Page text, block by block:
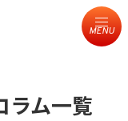
MENU
ラム一覧